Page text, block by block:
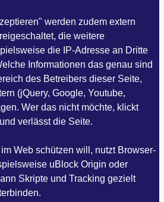
werden zudem extern
die weitere
die IP-Adresse an Dritte
Informationen das genau sind
des Betreibers dieser Seite,
(jQuery, Google, Youtube,
Wer das nicht möchte, klickt
verlässt die Seite.
Web schützen will, nutzt Browser-
uBlock Origin oder
Skripte und Tracking gezielt